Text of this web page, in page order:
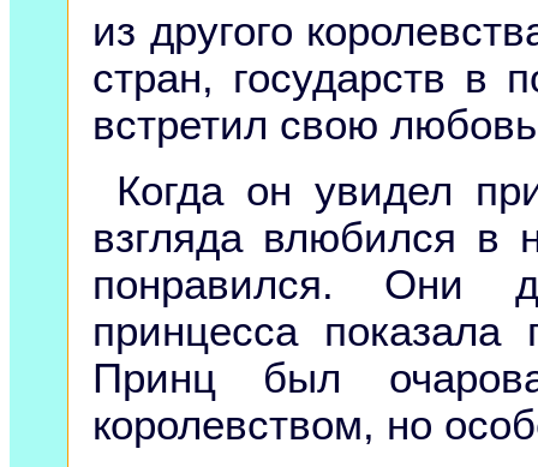
из другого
стран, государств в
встретил свою
Когда он увидел
взгляда влюбился в
понравился. Они
принцесса
Принц был
королевством, но